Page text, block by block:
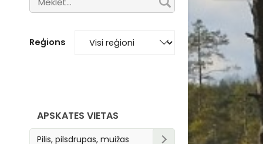
Reģions
APSKATES VIETAS
Pilis, pilsdrupas, muižas